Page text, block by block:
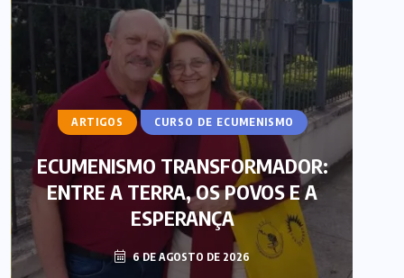
ARTIGOS CURSO DE ECUMENISMO
ECUMENISMO TRANSFORMADOR:
ENTRE A TERRA, OS POVOS E A
ESPERANÇA
6 DE AGOSTO DE 2026